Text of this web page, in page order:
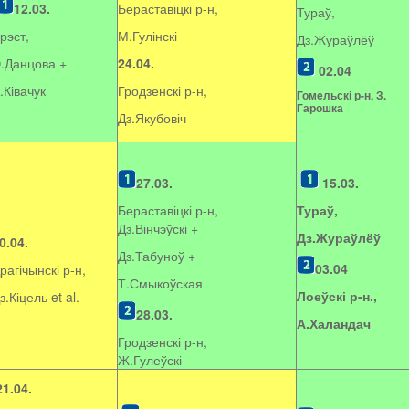
12.03.
+
Бераставіцкі р-н,
М.Гулінскі
24.04.
Гродзенскі р-н,
Дз.Якубовіч
Тураў,
Дз.Жураўлёў
02.04
Гомельскі р-н, З.
Гарошка
р-н,
et al.
27.03.
Бераставіцкі р-н,
Дз.Вінчэўскі +
Дз.Табуноў +
Т.Смыкоўская
28.03.
Гродзенскі р-н,
Ж.Гулеўскі
15.03.
Тураў,
Дз.Жураўлёў
03.04
Лоеўскі р-н.,
А.Халандач